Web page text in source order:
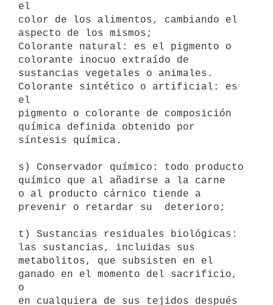
el
color de los alimentos, cambiando el
aspecto de los mismos;
Colorante natural: es el pigmento o
colorante inocuo extraído de
sustancias vegetales o animales.
Colorante sintético o artificial: es
el
pigmento o colorante de composición
química definida obtenido por
síntesis química.
s) Conservador químico: todo producto
químico que al añadirse a la carne
o al producto cárnico tiende a
prevenir o retardar su  deterioro;
t) Sustancias residuales biológicas:
las sustancias, incluidas sus
metabolitos, que subsisten en el
ganado en el momento del sacrificio,
o
en cualquiera de sus tejidos después